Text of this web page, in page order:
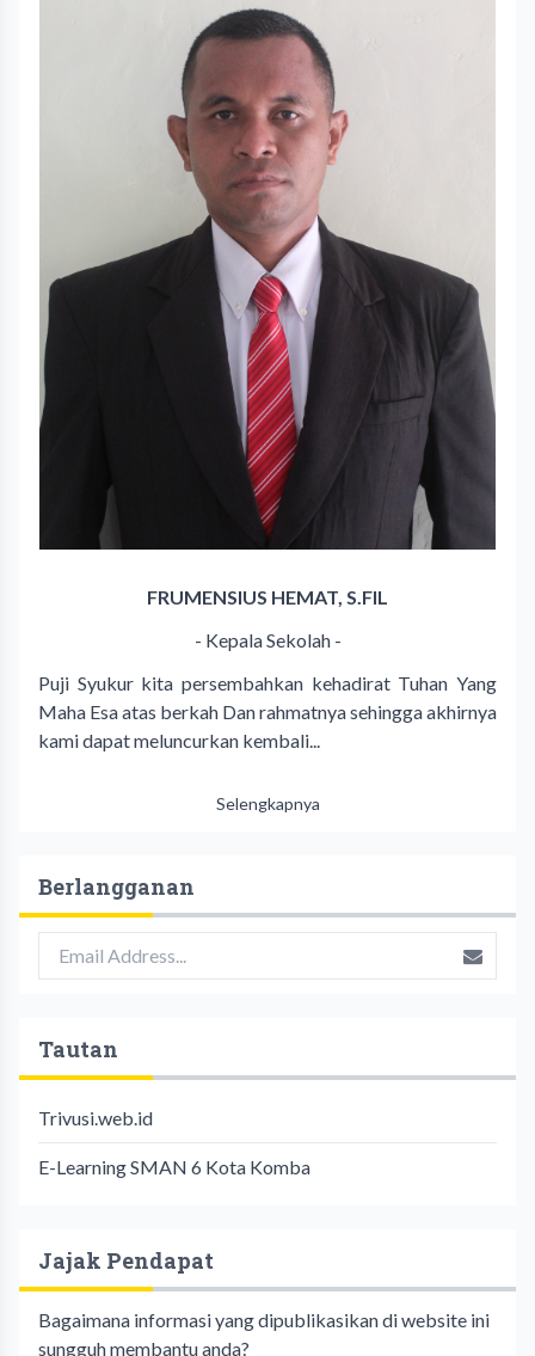
FRUMENSIUS HEMAT, S.FIL
- Kepala Sekolah -
Puji Syukur kita persembahkan kehadirat Tuhan Yang
Maha Esa atas berkah Dan rahmatnya sehingga akhirnya
kami dapat meluncurkan kembali...
Selengkapnya
Berlangganan
Tautan
Trivusi.web.id
E-Learning SMAN 6 Kota Komba
Jajak Pendapat
Bagaimana informasi yang dipublikasikan di website ini
sungguh membantu anda?